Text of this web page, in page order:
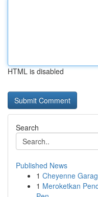
HTML is disabled
Search
Published News
1 Cheyenne
1 Meroketkan